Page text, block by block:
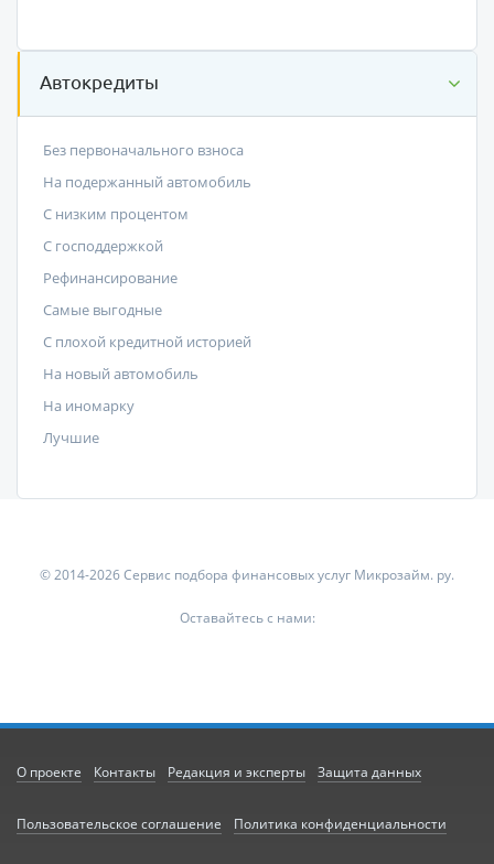
Автокредиты
Без первоначального взноса
На подержанный автомобиль
С низким процентом
C господдержкой
Рефинансирование
Самые выгодные
С плохой кредитной историей
На новый автомобиль
На иномарку
Лучшие
© 2014-2026 Сервис подбора финансовых услуг Микрозайм. ру.
Оставайтесь с нами:
О проекте Контакты Редакция и эксперты Защита данных
Пользовательское соглашение Политика конфиденциальности